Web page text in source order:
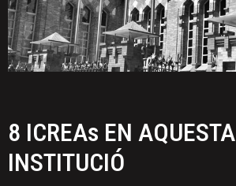
8 ICREAs EN AQUESTA
INSTITUCIÓ